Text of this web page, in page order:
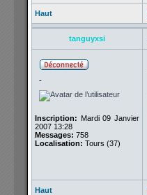
Haut
tanguyxsi
-
Inscription: Mardi 09 Janvier
2007 13:28
Messages: 758
Localisation: Tours (37)
Haut